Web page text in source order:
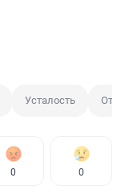
Усталость
0 0